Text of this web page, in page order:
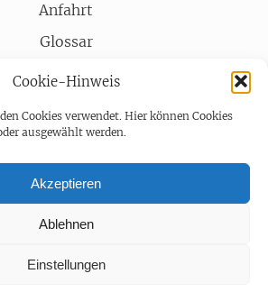
Cookie-Hinweis
Cookies verwendet. Hier können Cookies
ausgewählt werden.
Akzeptieren
Ablehnen
Einstellungen
Anfahrt
Glossar
Partner
Impressum
Datenschutz
Barrierefreiheit